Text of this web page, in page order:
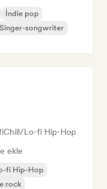
İndie pop
Singer-songwriter
Chill/Lo-fi Hip-Hop
ekle
fi Hip-Hop
rock